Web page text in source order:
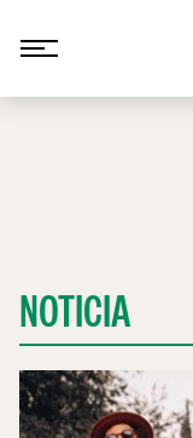
NOTICIA